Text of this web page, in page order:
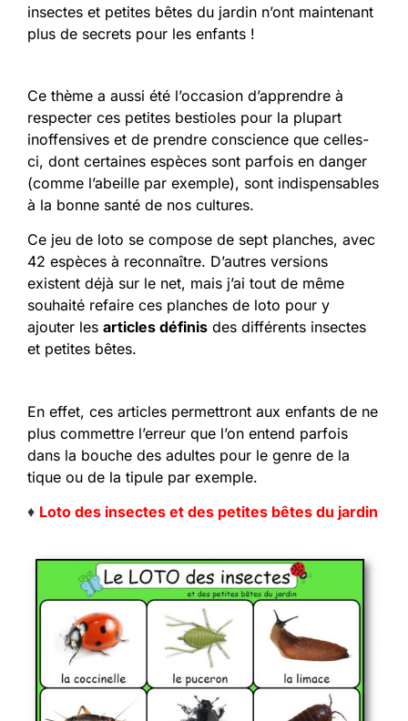
insectes et petites bêtes du jardin n’ont maintenant
plus de secrets pour les enfants !
Ce thème a aussi été l’occasion d’apprendre à
respecter ces petites bestioles pour la plupart
inoffensives et de prendre conscience que celles-
ci, dont certaines espèces sont parfois en danger
(comme l’abeille par exemple), sont indispensables
à la bonne santé de nos cultures.
Ce jeu de loto se compose de sept planches, avec
42 espèces à reconnaître. D’autres versions
existent déjà sur le net, mais j’ai tout de même
souhaité refaire ces planches de loto pour y
ajouter les articles définis des différents insectes
et petites bêtes.
En effet, ces articles permettront aux enfants de ne
plus commettre l’erreur que l’on entend parfois
dans la bouche des adultes pour le genre de la
tique ou de la tipule par exemple.
♦ Loto des insectes et des petites bêtes du jardin